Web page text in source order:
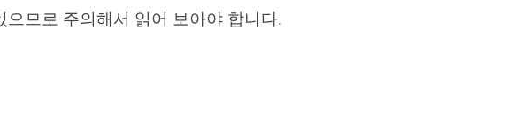
므로 주의해서 읽어 보아야 합니다.